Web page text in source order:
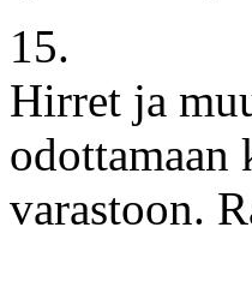
15.
Hirret ja
odottamaan
varastoon.